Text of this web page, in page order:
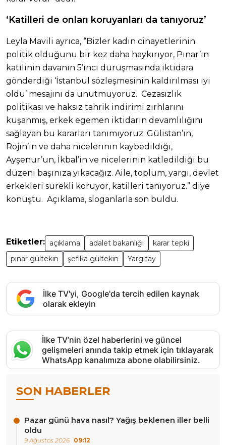
‘Katilleri de onları koruyanları da tanıyoruz’
Leyla Mavili ayrıca, “Bizler kadın cinayetlerinin
politik olduğunu bir kez daha haykırıyor, Pınar’ın
katilinin davanın 5’inci duruşmasında iktidara
gönderdiği ‘İstanbul sözleşmesinin kaldırılması iyi
oldu’ mesajını da unutmuyoruz. Cezasızlık
politikası ve haksız tahrik indirimi zırhlarını
kuşanmış, erkek egemen iktidarın devamlılığını
sağlayan bu kararları tanımıyoruz. Gülistan’ın,
Rojin’in ve daha nicelerinin kaybedildiği,
Ayşenur’un, İkbal’in ve nicelerinin katledildiği bu
düzeni başınıza yıkacağız. Aile, toplum, yargı, devlet
erkekleri sürekli koruyor, katilleri tanıyoruz.” diye
konuştu. Açıklama, sloganlarla son buldu.
Etiketler: açıklama adalet bakanlığı
karar tepki
pınar gültekin
şefika gültekin Yargıtay
İlke TV'yi, Google'da tercih edilen kaynak
olarak ekleyin
İlke TV’nin özel haberlerini ve güncel
gelişmeleri anında takip etmek için tıklayarak
WhatsApp kanalımıza abone olabilirsiniz.
SON HABERLER
Pazar günü hava nasıl? Yağış beklenen iller belli
oldu
9 Ağustos 2026 09:12